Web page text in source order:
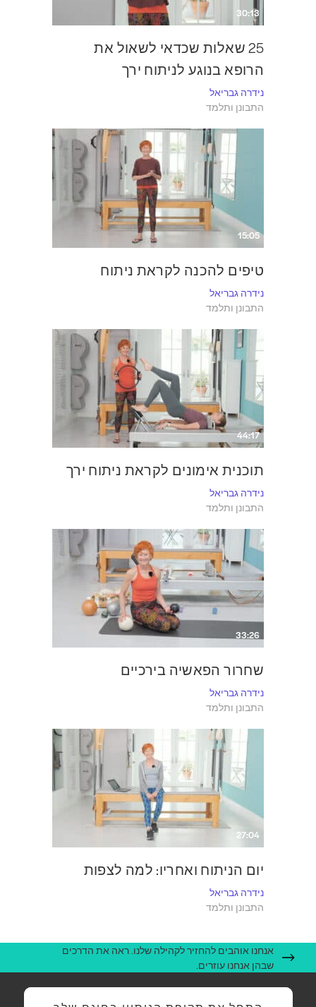
30:13
25 שאלות שכדאי לשאול את
הרופא בנוגע לניתוח ירך
נידרה גבריאל
התבונן ותלמד
15:05
טיפים להכנה לקראת ניתוח
נידרה גבריאל
התבונן ותלמד
44:17
תוכנית אימונים לקראת ניתוח ירך
נידרה גבריאל
התבונן ותלמד
33:26
שחרור הפאשיה בירכיים
נידרה גבריאל
התבונן ותלמד
27:04
יום הניתוח ואחריו: למה לצפות
נידרה גבריאל
התבונן ותלמד
אנחנו אוהבים להחזיר לקהילה שלנו. ראה את הדרכים
שבהן אנחנו עוזרים.